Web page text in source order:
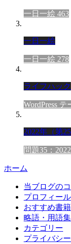
一日一絵 463
一日一絵
一日一絵 278
ライフハック
WordPress
2022年（第
問題35：
ホーム
当ブログの
プロフィール
おすすめ書籍
略語・用語集
カテゴリー
プライバシ